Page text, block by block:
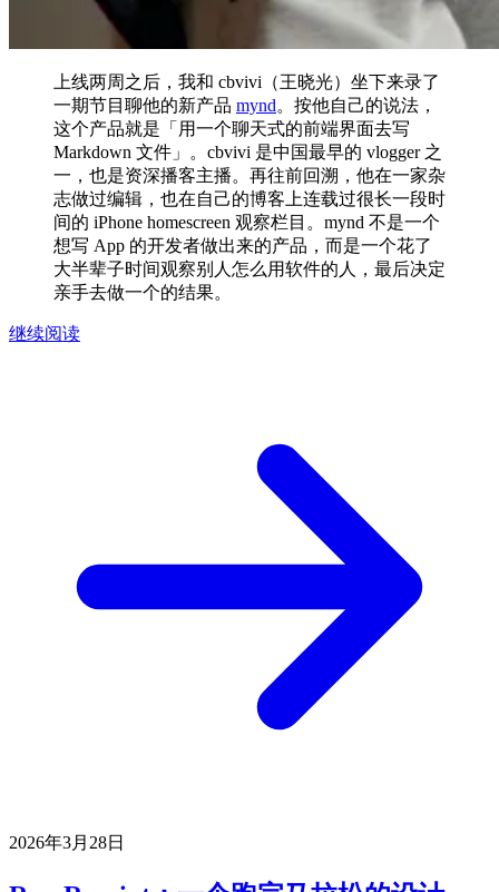
上线两周之后，我和 cbvivi（王晓光）坐下来录了
一期节目聊他的新产品 mynd。按他自己的说法，
这个产品就是「用一个聊天式的前端界面去写
Markdown 文件」。cbvivi 是中国最早的 vlogger 之
一，也是资深播客主播。再往前回溯，他在一家杂
志做过编辑，也在自己的博客上连载过很长一段时
间的 iPhone homescreen 观察栏目。mynd 不是一个
想写 App 的开发者做出来的产品，而是一个花了
大半辈子时间观察别人怎么用软件的人，最后决定
亲手去做一个的结果。
继续阅读
2026年3月28日